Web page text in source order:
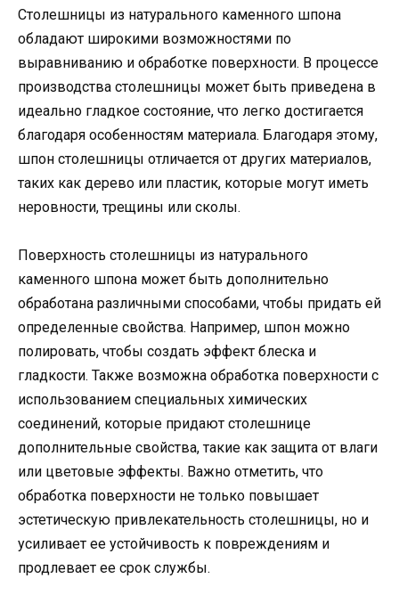
Столешницы из натурального каменного шпона
обладают широкими возможностями по
выравниванию и обработке поверхности. В процессе
производства столешницы может быть приведена в
идеально гладкое состояние, что легко достигается
благодаря особенностям материала. Благодаря этому,
шпон столешницы отличается от других материалов,
таких как дерево или пластик, которые могут иметь
неровности, трещины или сколы.
Поверхность столешницы из натурального
каменного шпона может быть дополнительно
обработана различными способами, чтобы придать ей
определенные свойства. Например, шпон можно
полировать, чтобы создать эффект блеска и
гладкости. Также возможна обработка поверхности с
использованием специальных химических
соединений, которые придают столешнице
дополнительные свойства, такие как защита от влаги
или цветовые эффекты. Важно отметить, что
обработка поверхности не только повышает
эстетическую привлекательность столешницы, но и
усиливает ее устойчивость к повреждениям и
продлевает ее срок службы.